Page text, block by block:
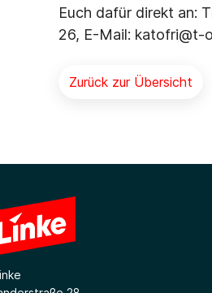
Euch dafür direkt an:
26, E-Mail: katofri@t-
Zurück zur Übersicht